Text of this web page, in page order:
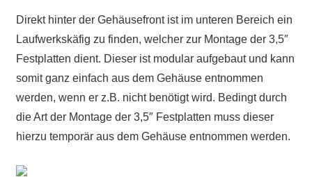
Direkt hinter der Gehäusefront ist im unteren Bereich ein
Laufwerkskäfig zu finden, welcher zur Montage der 3,5″
Festplatten dient. Dieser ist modular aufgebaut und kann
somit ganz einfach aus dem Gehäuse entnommen
werden, wenn er z.B. nicht benötigt wird. Bedingt durch
die Art der Montage der 3,5″ Festplatten muss dieser
hierzu temporär aus dem Gehäuse entnommen werden.